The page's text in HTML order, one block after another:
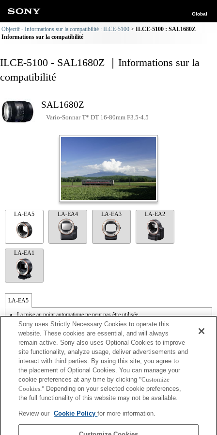
Global
Objectif - Informations sur la compatibilité : ILCE-5100
ILCE-5100 : SAL1680Z
Informations sur la compatibilité
ILCE-5100 - SAL1680Z ｜Informations sur la
compatibilité
SAL1680Z
Vario-Sonnar T* DT 16-80mm F3.5-4.5
LA-EA5 LA-EA4 LA-EA3 LA-EA2
LA-EA1
LA-EA5
La mise au point automatique ne peut pas être utilisée.
Disponible avec une bague d'adaptation d'objectif.
Le mode SteadyShot n'est pas pris en charge.
Le son de fonctionnement du diaphragme est enregistré à l'aide du microphone
interne.
La fonction Photo Creativity [Créativité photo] n'est pas opérationnelle.
Outside the A (Aperture priority), S (Shutter priority), and M (Manual) modes, the
shutter speed and the aperture can not be adjusted during the movie recording.
La fonction [Comp. objectif ] (Compensation de l'objectif) n'est pas opérationnelle.
La fonction " Mise au point automatique à détection de phase " n'est pas
opérationnelle.
Si vous fixez l'objectif à monture A à l'aide de l'adaptateur, la fonction d'aide à la mise
de mise au point. Vous pouvez agrandir l'image en sélectionnant la fonction [Loupe
mise pt] ou [Aide MF] sur n'importe quelle touche de "Réglag. touche perso".
L'obturateur tactile ne fonctionne pas.
Sony uses Strictly Necessary Cookies to operate this
website. These cookies are essential, and will always
remain active. Sony also uses Optional Cookies to improve
site functionality, analyze usage, deliver advertisements and
interact with third parties. By using this site, you agree to
the placement of Optional Cookies. You can manage your
cookie preferences at any time by clicking "Customize
Cookies." Depending on your selected cookie preferences,
the full functionality of this website may not be available.
Review our Cookie Policyfor more information.